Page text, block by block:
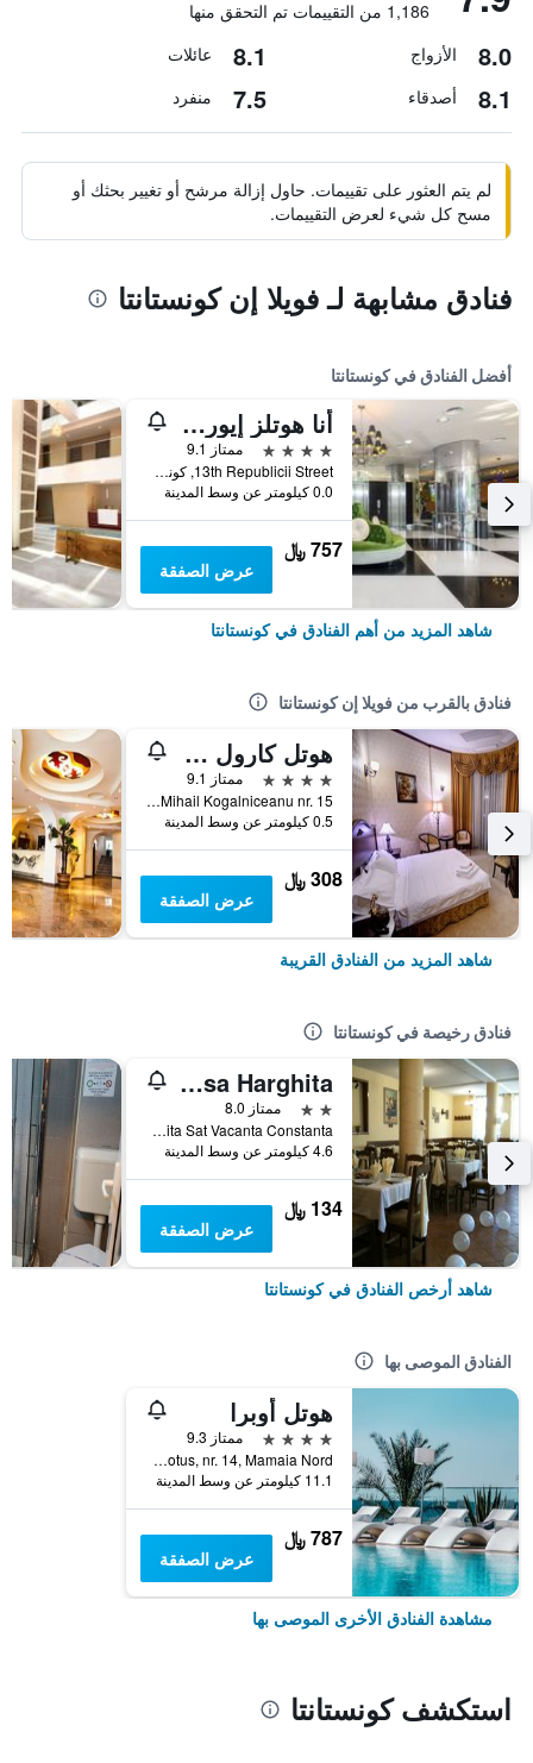
1,186 من التقييمات تم التحقق منها
8.0 الأزواج 8.1 عائلات
8.1 أصدقاء 7.5 منفرد
لم يتم العثور على تقييمات. حاول إزالة مرشح أو تغيير بحثك أو
مسح كل شيء لعرض التقييمات.
فنادق مشابهة لـ فويلا إن كونستانتا
أفضل الفنادق في كونستانتا
أنا هوتلز إيوروبا إيفوري نورد
4 نجوم
ممتاز 9.1
13th Republicii Street, كونستانتا, رومانيا
0.0 كيلومتر عن وسط المدينة
757 ﷼
عرض الصفقة
شاهد المزيد من أهم الفنادق في كونستانتا
فنادق بالقرب من فويلا إن كونستانتا
هوتل كارول كونستانتا
4 نجوم
ممتاز 9.1
Str. Mihail Kogalniceanu nr. 15, كونستانتا, رومانيا
0.5 كيلومتر عن وسط المدينة
308 ﷼
عرض الصفقة
شاهد المزيد من الفنادق القريبة
فنادق رخيصة في كونستانتا
Pensiunea Casa Harghita
2 نجمتين
ممتاز 8.0
Casa Harghita Sat Vacanta Constanta, كونستانتا, رومانيا
4.6 كيلومتر عن وسط المدينة
134 ﷼
عرض الصفقة
شاهد أرخص الفنادق في كونستانتا
الفنادق الموصى بها
هوتل أوبرا
4 نجوم
ممتاز 9.3
Str. Lotus, nr. 14, Mamaia Nord, كونستانتا, رومانيا
11.1 كيلومتر عن وسط المدينة
787 ﷼
عرض الصفقة
مشاهدة الفنادق الأخرى الموصى بها
استكشف كونستانتا